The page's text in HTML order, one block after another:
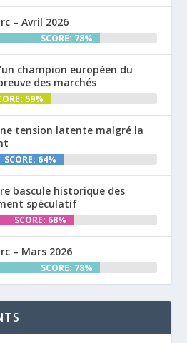
– Avril 2026
SCORE: 78%
champion européen du
des marchés
59%
tension latente malgré la
SCORE: 64%
bascule historique des
spéculatif
SCORE: 68%
– Mars 2026
SCORE: 78%